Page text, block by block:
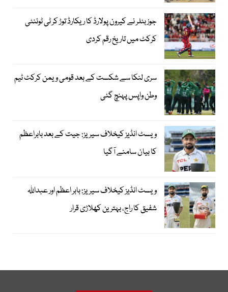
جوز بٹلر نے کیرون پولارڈ کا ریکارڈ توڑ کر ٹی ٹوئنٹی
کرکٹ میں تاریخ رقم کردی
سری لنکا سے شکست کے بعد قومی ویمن کرکٹ ٹیم
وطن واپس پہنچ گئی
ویسٹ انڈیز کیخلاف سیریز: جیت کے بعد بابراعظم
کا بیان سامنے آگیا
ویسٹ انڈیز کیخلاف سیریز: بابر اعظم اور عبداللہ
شفیق کا راج، بہترین کھلاڑی قرار